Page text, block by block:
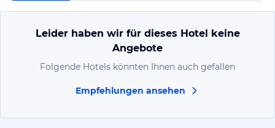
Leider haben wir für dieses Hotel keine
Angebote
Folgende Hotels könnten Ihnen auch gefallen
Empfehlungen ansehen